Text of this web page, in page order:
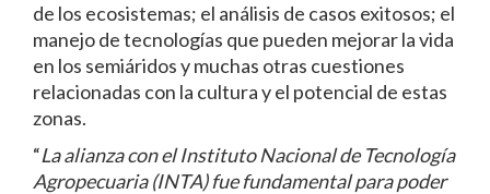
de los ecosistemas; el análisis de casos exitosos; el
manejo de tecnologías que pueden mejorar la vida
en los semiáridos y muchas otras cuestiones
relacionadas con la cultura y el potencial de estas
zonas.
“La alianza con el Instituto Nacional de Tecnología
Agropecuaria (INTA) fue fundamental para poder